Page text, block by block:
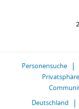
Personensuche
Privatsphäre
Deutschland